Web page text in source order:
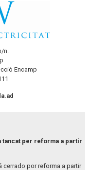
n.
Encamp
tancat per reforma a partir
cerrado por reforma a partir